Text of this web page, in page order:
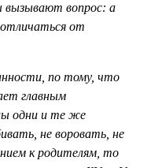
вызывают вопрос: а
от
по тому, что
главным
одни и те же
не воровать, не
к родителям, то